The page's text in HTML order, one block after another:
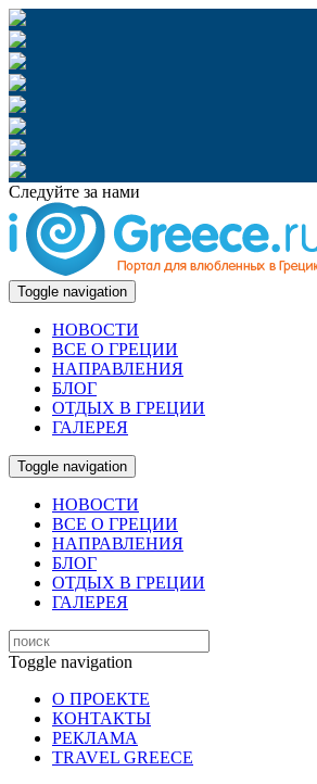
Следуйте за нами
Toggle navigation
НОВОСТИ
ВСЕ О ГРЕЦИИ
НАПРАВЛЕНИЯ
БЛОГ
ОТДЫХ В ГРЕЦИИ
ГАЛЕРЕЯ
Toggle navigation
НОВОСТИ
ВСЕ О ГРЕЦИИ
НАПРАВЛЕНИЯ
БЛОГ
ОТДЫХ В ГРЕЦИИ
ГАЛЕРЕЯ
Toggle navigation
О ПРОЕКТЕ
КОНТАКТЫ
РЕКЛАМА
TRAVEL GREECE